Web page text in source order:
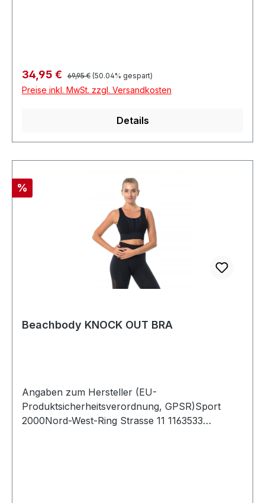
Verkaufspreis:
34,95 € Regulärer Preis:
69,95 € (50.04% gespart)
Preise inkl. MwSt. zzgl. Versandkosten
Details
Rabatt
%
Beachbody KNOCK OUT BRA
Angaben zum Hersteller (EU-
Produktsicherheitsverordnung, GPSR)Sport
2000Nord-West-Ring Strasse 11 1163533